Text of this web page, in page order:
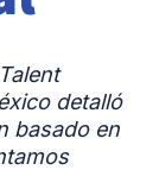
detalló
basado en